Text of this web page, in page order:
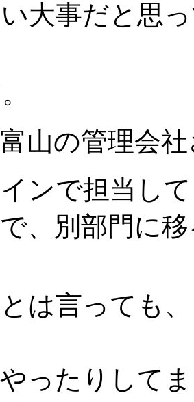
大事だと思
山の管理会
ンで担当し
、別部門に
は言っても
ったりして